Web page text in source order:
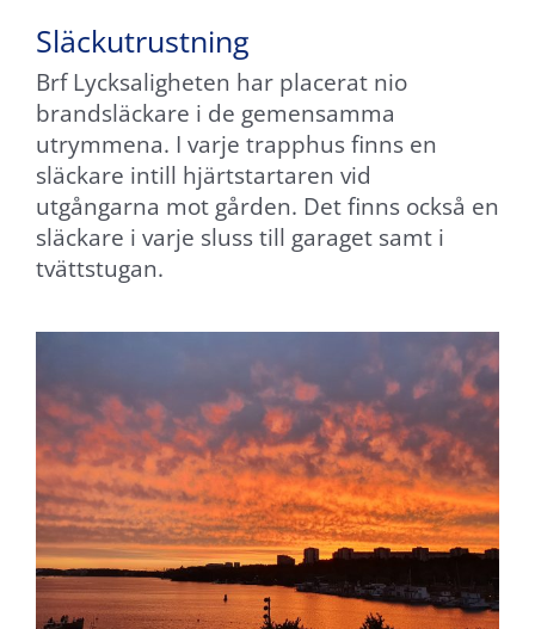
Släckutrustning
Brf Lycksaligheten har placerat nio
brandsläckare i de gemensamma
utrymmena. I varje trapphus finns en
släckare intill hjärtstartaren vid
utgångarna mot gården. Det finns också en
släckare i varje sluss till garaget samt i
tvättstugan.